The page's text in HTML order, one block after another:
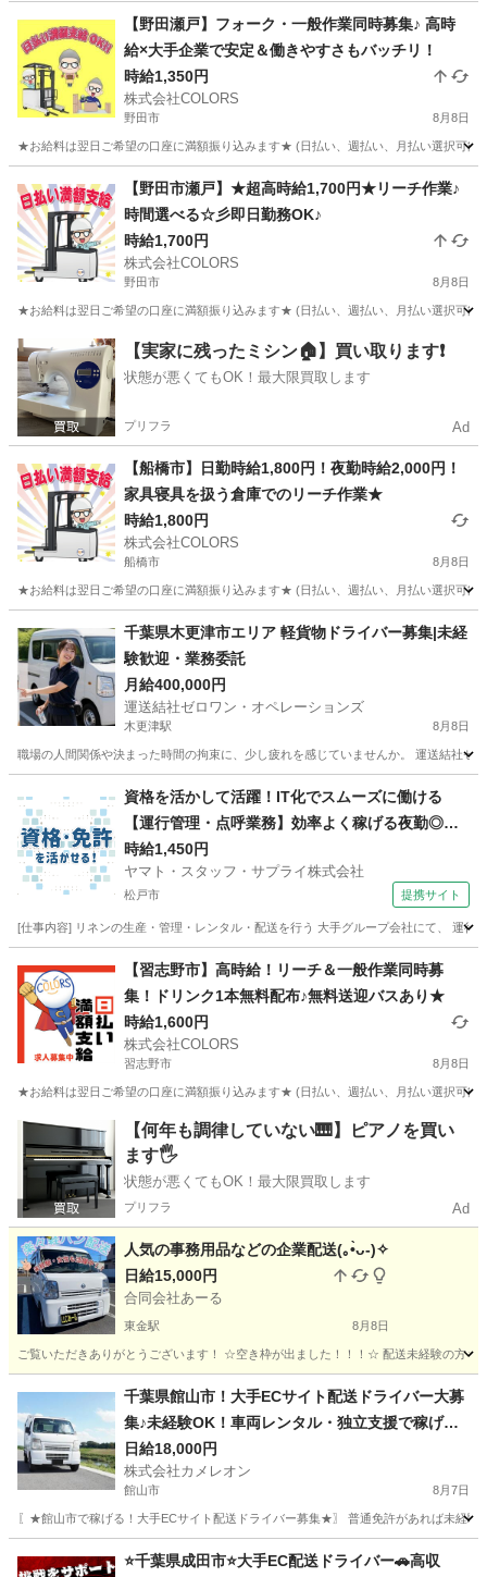
【野田瀬戸】フォーク・一般作業同時募集♪ 高時
給×大手企業で安定＆働きやすさもバッチリ！
時給1,350円
株式会社COLORS
野田市 8月8日
★お給料は翌日ご希望の口座に満額振り込みます★ (日払い、週払い、月払い選択可
倉庫 時給
【野田市瀬戸】★超高時給1,700円★リーチ作業♪
時間選べる☆彡即日勤務OK♪
時給1,700円
株式会社COLORS
野田市 8月8日
★お給料は翌日ご希望の口座に満額振り込みます★ (日払い、週払い、月払い選択可
野田市 倉庫 時給
【実家に残ったミシン🏠】買い取ります❗️
状態が悪くてもOK！最大限買取します
プリフラ Ad
【船橋市】日勤時給1,800円！夜勤時給2,000円！
家具寝具を扱う倉庫でのリーチ作業★
時給1,800円
株式会社COLORS
船橋市 8月8日
★お給料は翌日ご希望の口座に満額振り込みます★ (日払い、週払い、月払い選択可
倉庫 時給
千葉県木更津市エリア 軽貨物ドライバー募集|未経
験歓迎・業務委託
月給400,000円
運送結社ゼロワン・オペレーションズ
木更津駅 8月8日
職場の人間関係や決まった時間の拘束に、少し疲れを感じていませんか。 運送結社
木更津駅 物流 貨物
資格を活かして活躍！IT化でスムーズに働ける
【運行管理・点呼業務】効率よく稼げる夜勤◎空
調完備で快適
時給1,450円
ヤマト・スタッフ・サプライ株式会社
松戸市 提携サイト
[仕事内容] リネンの生産・管理・レンタル・配送を行う 大手グループ会社にて、 運
ドライバー
【習志野市】高時給！リーチ＆一般作業同時募
集！ドリンク1本無料配布♪無料送迎バスあり★
時給1,600円
株式会社COLORS
習志野市 8月8日
★お給料は翌日ご希望の口座に満額振り込みます★ (日払い、週払い、月払い選択可
千葉 習志野市 倉庫 給料
【何年も調律していない🎹】ピアノを買い
ます🖐️
状態が悪くてもOK！最大限買取します
プリフラ Ad
人気の事務用品などの企業配送(⁠｡⁠•̀⁠ᴗ⁠-⁠)⁠✧
日給15,000円
合同会社あーる
東金駅 8月8日
ご覧いただきありがとうございます！ ☆空き枠が出ました！！！☆ 配送未経験の方
東金駅 配送 ロイヤリティ
千葉県館山市！大手ECサイト配送ドライバー大募
集♪未経験OK！車両レンタル・独立支援で稼げ
る！！
日給18,000円
株式会社カメレオン
館山市 8月7日
〖★館山市で稼げる！大手ECサイト配送ドライバー募集★〗 普通免許があれば未経
ドライバー 積み込み
⭐️千葉県成田市⭐️大手EC配送ドライバー🚗高収